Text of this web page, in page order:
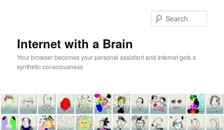
Internet with a Brain
Your browser becomes your personal assistant and Internet gets a
synthetic consciousness